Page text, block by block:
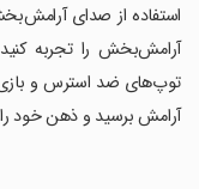
استفاده از صدای
آرامش‌بخش را تجربه
توپ‌های ضد استرس و
آرامش برسید و ذهن خود را